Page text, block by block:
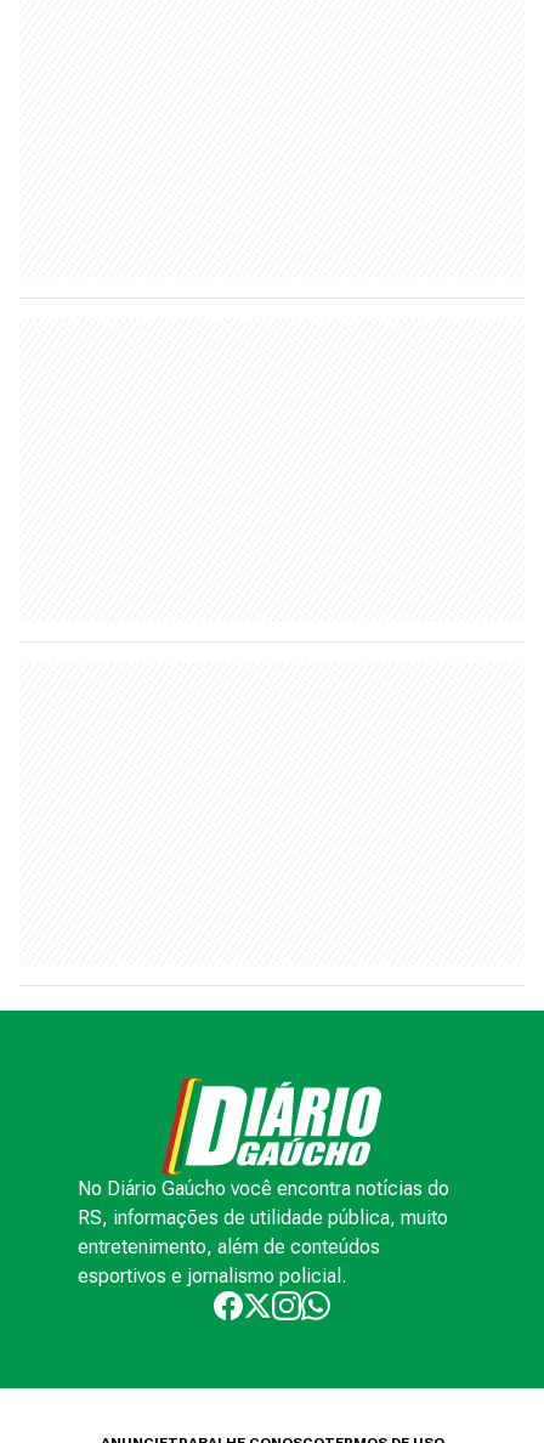
No Diário Gaúcho você encontra notícias do
RS, informações de utilidade pública, muito
entretenimento, além de conteúdos
esportivos e jornalismo policial.